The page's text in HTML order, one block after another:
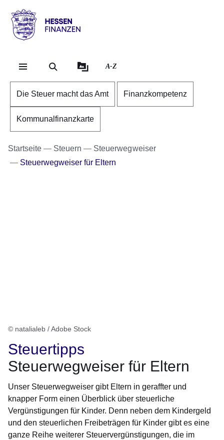
Hessen
Finanzen
A-Z
Die Steuer macht das Amt Finanzkompetenz
Kommunalfinanzkarte
Startseite Steuern
Steuerwegweiser
Steuerwegweiser für Eltern
© natalialeb / Adobe Stock
Steuertipps
Steuerwegweiser für Eltern
Unser Steuerwegweiser gibt Eltern in geraffter und
knapper Form einen Überblick über steuerliche
Vergünstigungen für Kinder. Denn neben dem Kindergeld
und den steuerlichen Freibeträgen für Kinder gibt es eine
ganze Reihe weiterer Steuervergünstigungen, die im